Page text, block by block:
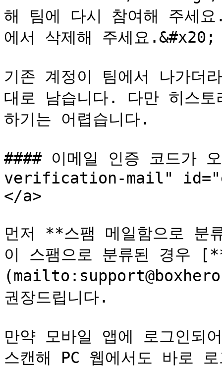
해 팀에 다시 참여해 주세
에서 삭제해 주세요.&#x20;
기존 계정이 팀에서 나가더
대로 남습니다. 다만 히스
하기는 어렵습니다.
#### 이메일 인증 코드가
verification-mail"
</a>
먼저 **스팸 메일함으로 분
이 스팸으로 분류된 경우
권장드립니다.
만약 모바일 앱에 로그인되
스캔해 PC 웹에서도 바로